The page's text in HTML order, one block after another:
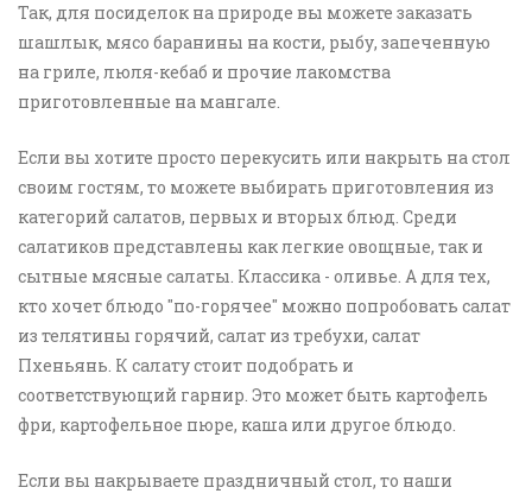
Так, для посиделок на природе вы можете заказать
шашлык, мясо баранины на кости, рыбу, запеченную
на гриле, люля-кебаб и прочие лакомства
приготовленные на мангале.
Если вы хотите просто перекусить или накрыть на стол
своим гостям, то можете выбирать приготовления из
категорий салатов, первых и вторых блюд. Среди
салатиков представлены как легкие овощные, так и
сытные мясные салаты. Классика - оливье. А для тех,
кто хочет блюдо "по-горячее" можно попробовать салат
из телятины горячий, салат из требухи, салат
Пхеньянь. К салату стоит подобрать и
соответствующий гарнир. Это может быть картофель
фри, картофельное пюре, каша или другое блюдо.
Если вы накрываете праздничный стол, то наши